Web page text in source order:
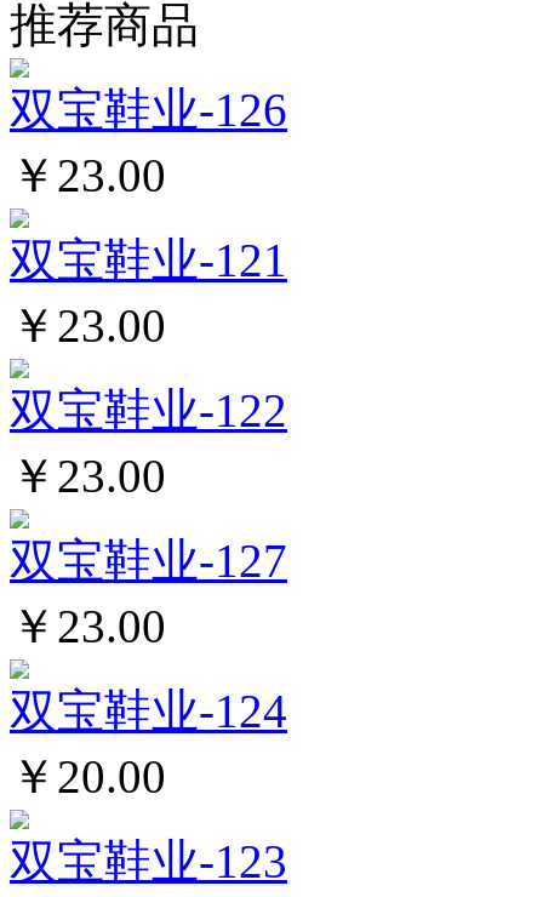
推荐商品
双宝鞋业-126
￥23.00
双宝鞋业-121
￥23.00
双宝鞋业-122
￥23.00
双宝鞋业-127
￥23.00
双宝鞋业-124
￥20.00
双宝鞋业-123